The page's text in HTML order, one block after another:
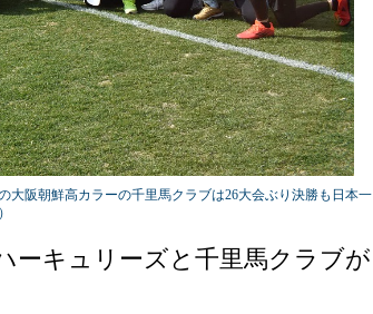
大阪朝鮮高カラーの千里馬クラブは26大会ぶり決勝も日本一
ーキュリーズと千里馬クラブが